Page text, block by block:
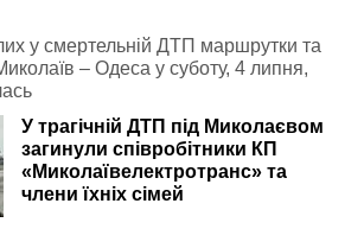
у смертельній ДТП маршрутки та
– Одеса у суботу, 4 липня,
У трагічній ДТП під Миколаєвом
загинули співробітники КП
«Миколаївелектротранс» та
члени їхніх сімей